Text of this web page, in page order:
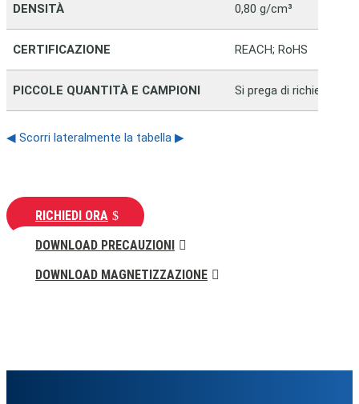
DENSITÀ 0,80 g/cm³
CERTIFICAZIONE REACH; RoHS
PICCOLE QUANTITÀ E CAMPIONI Si prega di richiedere
◀ Scorri lateralmente la tabella ▶
RICHIEDI ORA
DOWNLOAD PRECAUZIONI
DOWNLOAD MAGNETIZZAZIONE